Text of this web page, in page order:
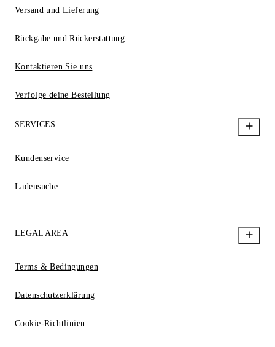
Versand und Lieferung
Rückgabe und Rückerstattung
Kontaktieren Sie uns
Verfolge deine Bestellung
SERVICES
Kundenservice
Ladensuche
LEGAL AREA
Terms & Bedingungen
Datenschutzerklärung
Cookie-Richtlinien